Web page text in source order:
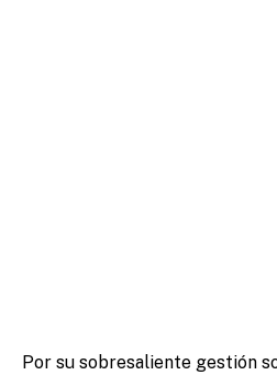
Por su sobresaliente gestión